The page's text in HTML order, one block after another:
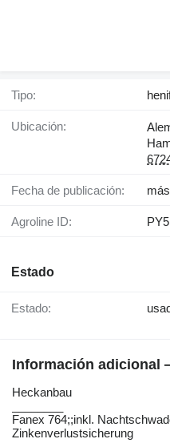
Tipo:
Ubicación:
Fecha de publicación:
Agroline ID:
Estado
Estado:
Información adicional
Heckanbau
Fanex ​​​​​​​​​‌‌​​​​‌​​​​​​​​​‌‌‌​‌​‌​​​​​​​​​‌‌‌​‌​​​​​​​​​​​‌‌​‌‌‌‌​​​​​​​​​‌‌​‌‌​​​​​​​​​​​‌‌​‌​​‌​​​​​​​​​‌‌​‌‌‌​​​​​​​​​​‌‌​​‌​‌764;;inkl.
Zinkenverlustsicherung